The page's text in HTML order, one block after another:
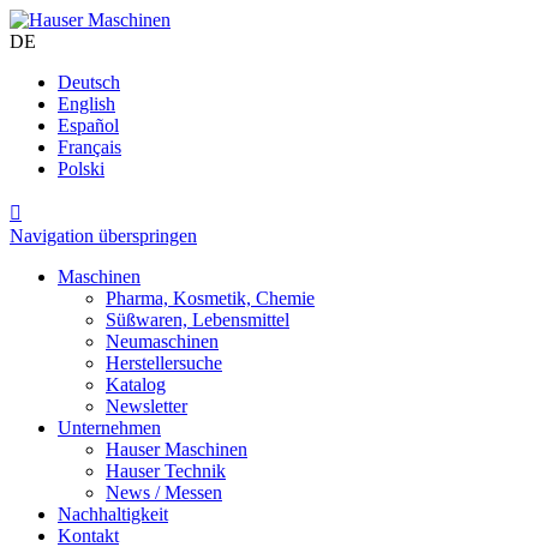
DE
Deutsch
English
Español
Français
Polski

Navigation überspringen
Maschinen
Pharma, Kosmetik, Chemie
Süßwaren, Lebensmittel
Neumaschinen
Herstellersuche
Katalog
Newsletter
Unternehmen
Hauser Maschinen
Hauser Technik
News / Messen
Nachhaltigkeit
Kontakt